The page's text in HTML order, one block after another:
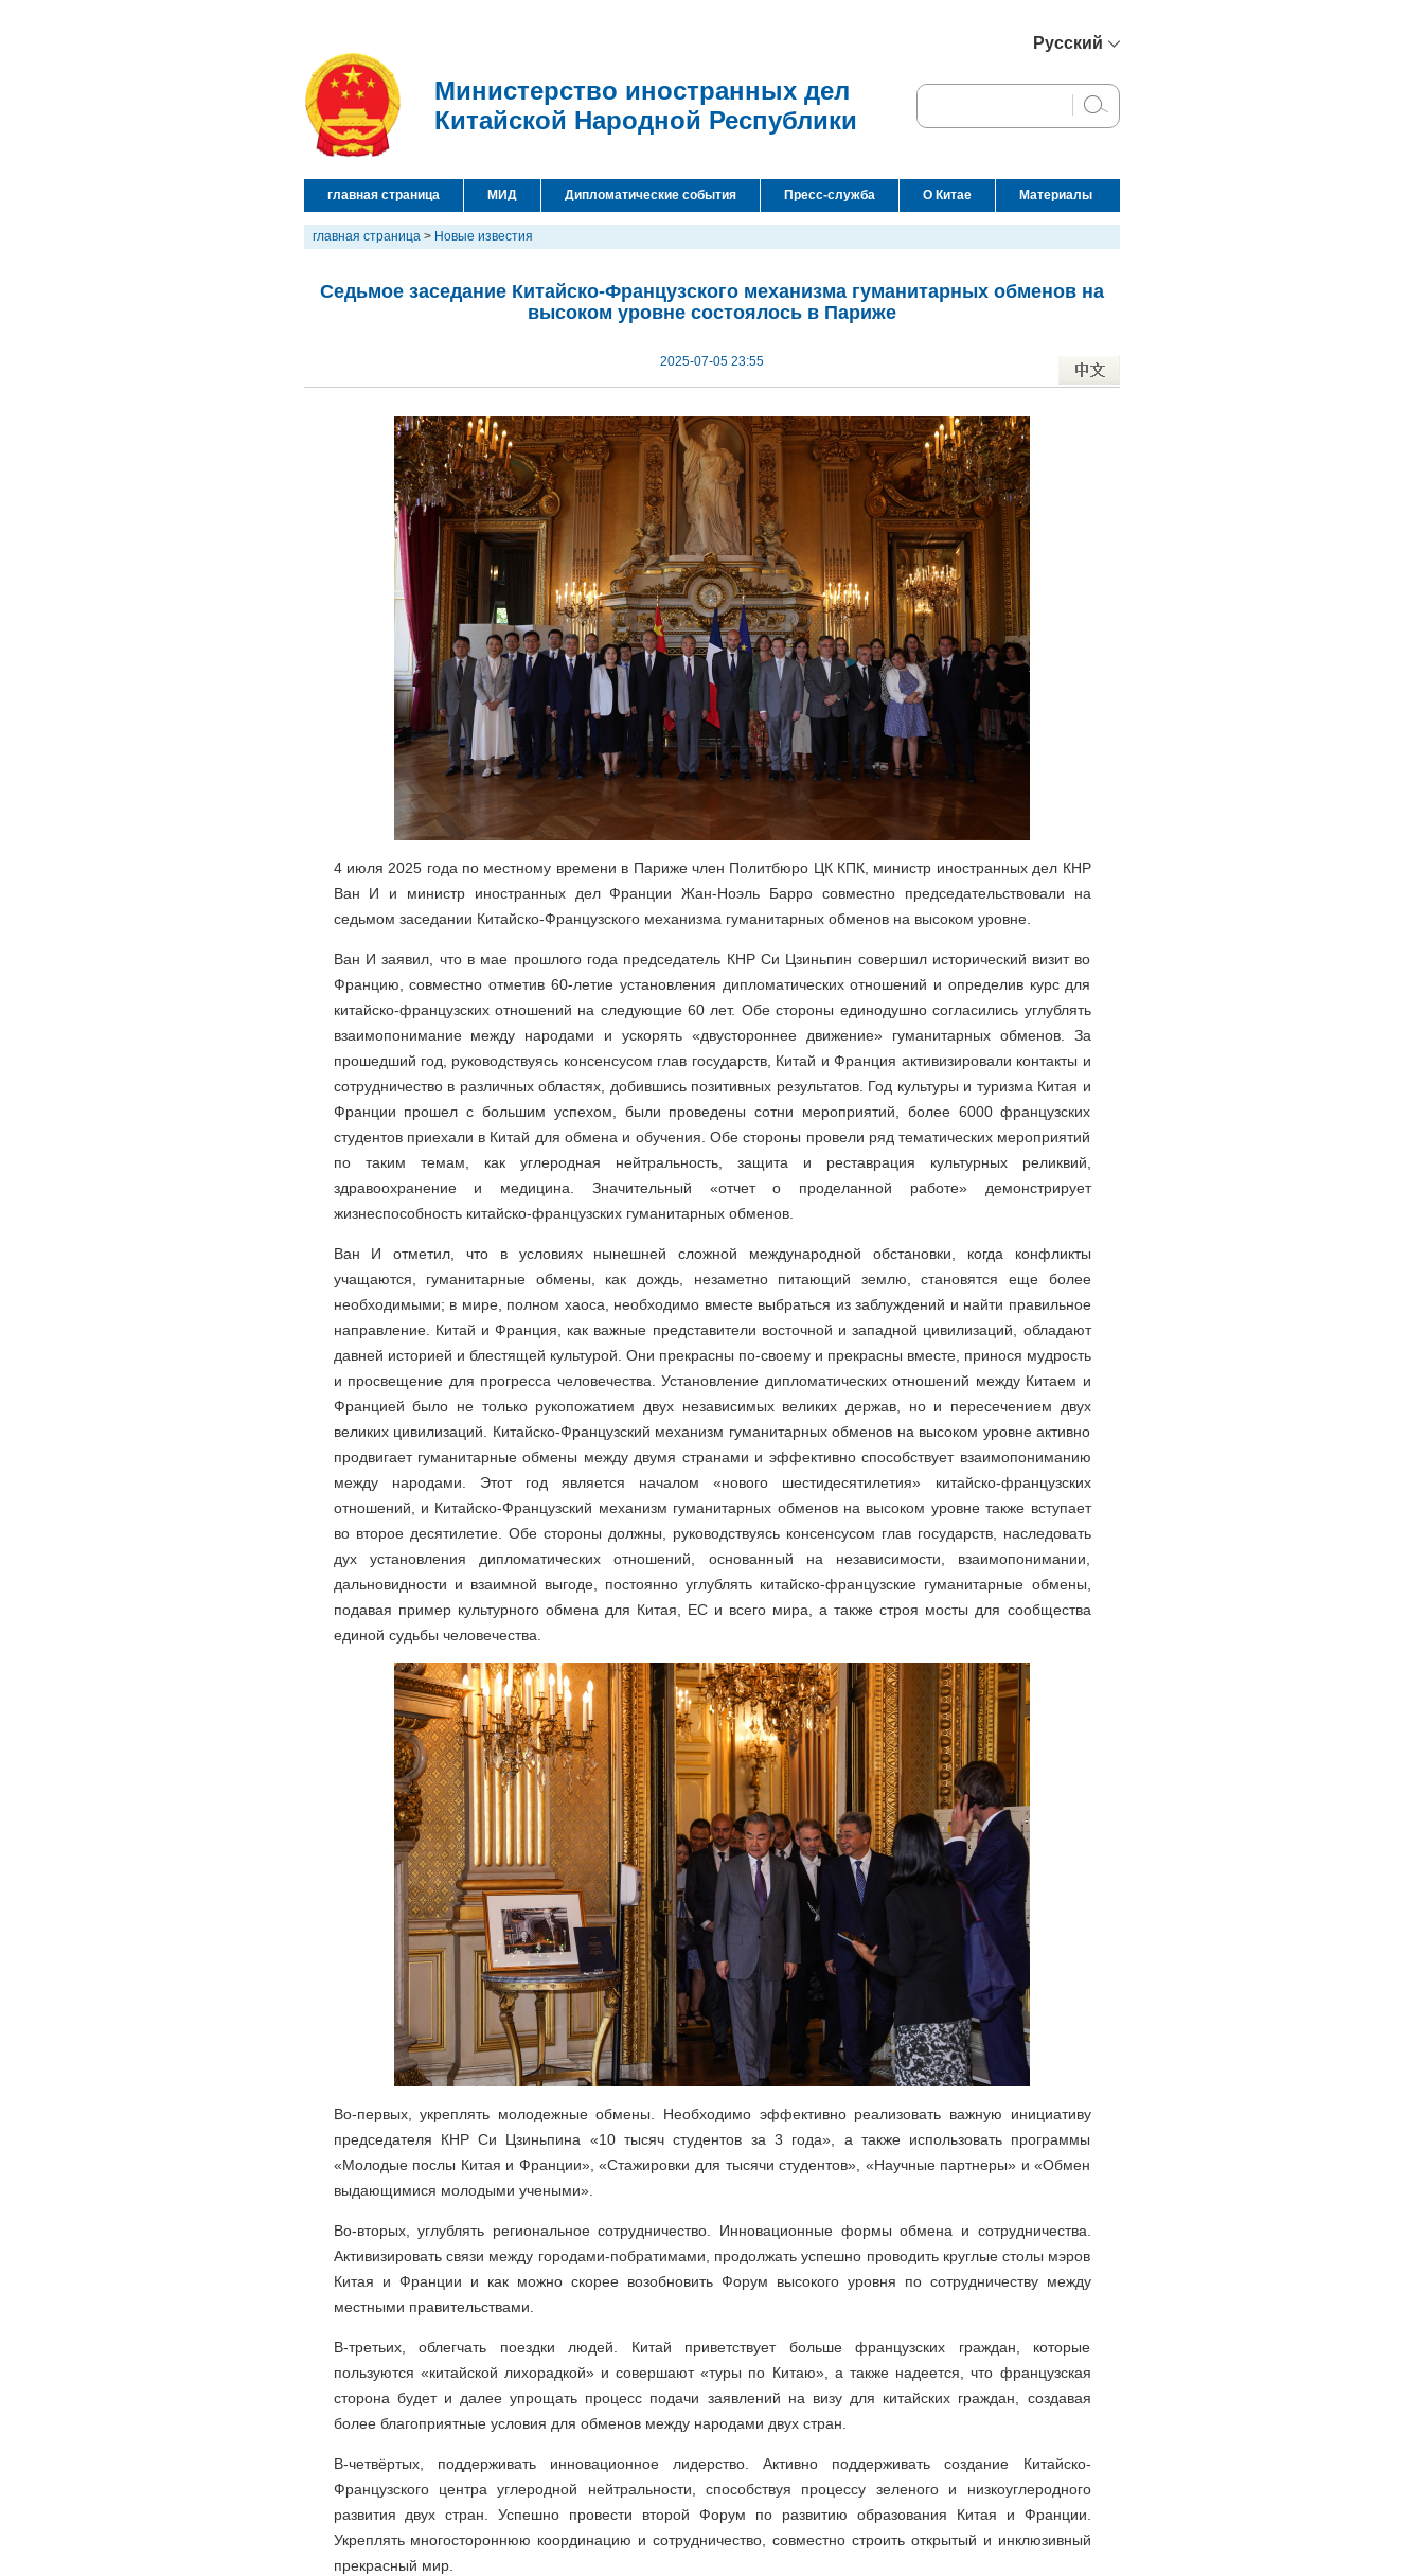
Русский
English
Español
عربي
Министерство иностранных дел
Китайской Народной Республики
главная страница МИД Дипломатические события Пресс-служба О Китае Материалы
главная страница > Новые известия
Седьмое заседание Китайско-Французского механизма гуманитарных обменов на
высоком уровне состоялось в Париже
2025-07-05 23:55
4 июля 2025 года по местному времени в Париже член Политбюро ЦК КПК, министр иностранных дел КНР
Ван И и министр иностранных дел Франции Жан-Ноэль Барро совместно председательствовали на
седьмом заседании Китайско-Французского механизма гуманитарных обменов на высоком уровне.
Ван И заявил, что в мае прошлого года председатель КНР Си Цзиньпин совершил исторический визит во
Францию, совместно отметив 60-летие установления дипломатических отношений и определив курс для
китайско-французских отношений на следующие 60 лет. Обе стороны единодушно согласились углублять
взаимопонимание между народами и ускорять «двустороннее движение» гуманитарных обменов. За
прошедший год, руководствуясь консенсусом глав государств, Китай и Франция активизировали контакты и
сотрудничество в различных областях, добившись позитивных результатов. Год культуры и туризма Китая и
Франции прошел с большим успехом, были проведены сотни мероприятий, более 6000 французских
студентов приехали в Китай для обмена и обучения. Обе стороны провели ряд тематических мероприятий
по таким темам, как углеродная нейтральность, защита и реставрация культурных реликвий,
здравоохранение и медицина. Значительный «отчет о проделанной работе» демонстрирует
жизнеспособность китайско-французских гуманитарных обменов.
Ван И отметил, что в условиях нынешней сложной международной обстановки, когда конфликты
учащаются, гуманитарные обмены, как дождь, незаметно питающий землю, становятся еще более
необходимыми; в мире, полном хаоса, необходимо вместе выбраться из заблуждений и найти правильное
направление. Китай и Франция, как важные представители восточной и западной цивилизаций, обладают
давней историей и блестящей культурой. Они прекрасны по-своему и прекрасны вместе, принося мудрость
и просвещение для прогресса человечества. Установление дипломатических отношений между Китаем и
Францией было не только рукопожатием двух независимых великих держав, но и пересечением двух
великих цивилизаций. Китайско-Французский механизм гуманитарных обменов на высоком уровне активно
продвигает гуманитарные обмены между двумя странами и эффективно способствует взаимопониманию
между народами. Этот год является началом «нового шестидесятилетия» китайско-французских
отношений, и Китайско-Французский механизм гуманитарных обменов на высоком уровне также вступает
во второе десятилетие. Обе стороны должны, руководствуясь консенсусом глав государств, наследовать
дух установления дипломатических отношений, основанный на независимости, взаимопонимании,
дальновидности и взаимной выгоде, постоянно углублять китайско-французские гуманитарные обмены,
подавая пример культурного обмена для Китая, ЕС и всего мира, а также строя мосты для сообщества
единой судьбы человечества.
Во-первых, укреплять молодежные обмены. Необходимо эффективно реализовать важную инициативу
председателя КНР Си Цзиньпина «10 тысяч студентов за 3 года», а также использовать программы
«Молодые послы Китая и Франции», «Стажировки для тысячи студентов», «Научные партнеры» и «Обмен
выдающимися молодыми учеными».
Во-вторых, углублять региональное сотрудничество. Инновационные формы обмена и сотрудничества.
Активизировать связи между городами-побратимами, продолжать успешно проводить круглые столы мэров
Китая и Франции и как можно скорее возобновить Форум высокого уровня по сотрудничеству между
местными правительствами.
В-третьих, облегчать поездки людей. Китай приветствует больше французских граждан, которые
пользуются «китайской лихорадкой» и совершают «туры по Китаю», а также надеется, что французская
сторона будет и далее упрощать процесс подачи заявлений на визу для китайских граждан, создавая
более благоприятные условия для обменов между народами двух стран.
В-четвёртых, поддерживать инновационное лидерство. Активно поддерживать создание Китайско-
Французского центра углеродной нейтральности, способствуя процессу зеленого и низкоуглеродного
развития двух стран. Успешно провести второй Форум по развитию образования Китая и Франции.
Укреплять многостороннюю координацию и сотрудничество, совместно строить открытый и инклюзивный
прекрасный мир.